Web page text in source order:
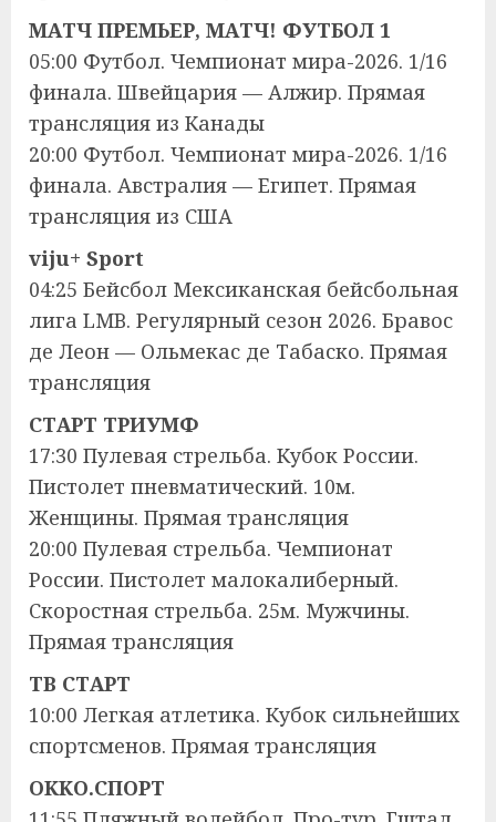
МАТЧ ПРЕМЬЕР, МАТЧ! ФУТБОЛ 1
05:00 Футбол. Чемпионат мира-2026. 1/16
финала. Швейцария — Алжир. Прямая
трансляция из Канады
20:00 Футбол. Чемпионат мира-2026. 1/16
финала. Австралия — Египет. Прямая
трансляция из США
viju+ Sport
04:25 Бейсбол Мексиканская бейсбольная
лига LMB. Регулярный сезон 2026. Бравос
де Леон — Ольмекас де Табаско. Прямая
трансляция
СТАРТ ТРИУМФ
17:30 Пулевая стрельба. Кубок России.
Пистолет пневматический. 10м.
Женщины. Прямая трансляция
20:00 Пулевая стрельба. Чемпионат
России. Пистолет малокалиберный.
Скоростная стрельба. 25м. Мужчины.
Прямая трансляция
ТВ СТАРТ
10:00 Легкая атлетика. Кубок сильнейших
спортсменов. Прямая трансляция
OKKO.СПОРТ